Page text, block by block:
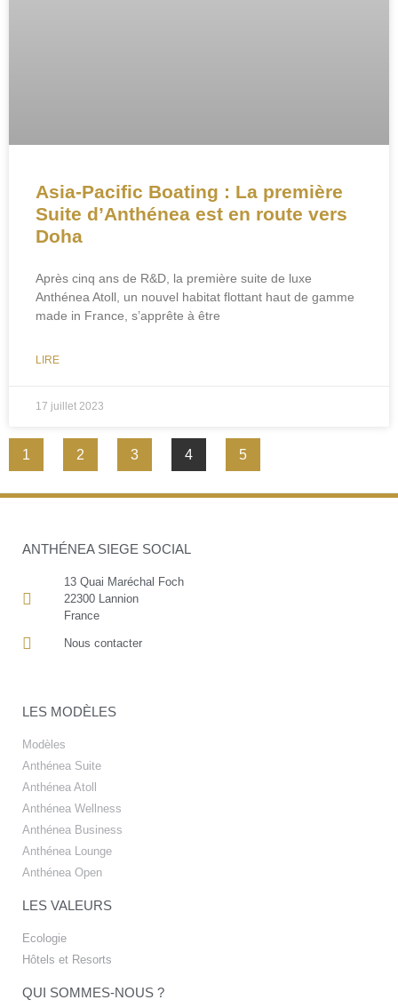
Asia-Pacific Boating : La première
Suite d’Anthénea est en route vers
Doha
Après cinq ans de R&D, la première suite de luxe
Anthénea Atoll, un nouvel habitat flottant haut de gamme
made in France, s’apprête à être
LIRE
17 juillet 2023
1 2 3 4 5
ANTHÉNEA SIEGE SOCIAL
13 Quai Maréchal Foch
22300 Lannion
France
Nous contacter
LES MODÈLES
Modèles
Anthénea Suite
Anthénea Atoll
Anthénea Wellness
Anthénea Business
Anthénea Lounge
Anthénea Open
LES VALEURS
Ecologie
Hôtels et Resorts
QUI SOMMES-NOUS ?